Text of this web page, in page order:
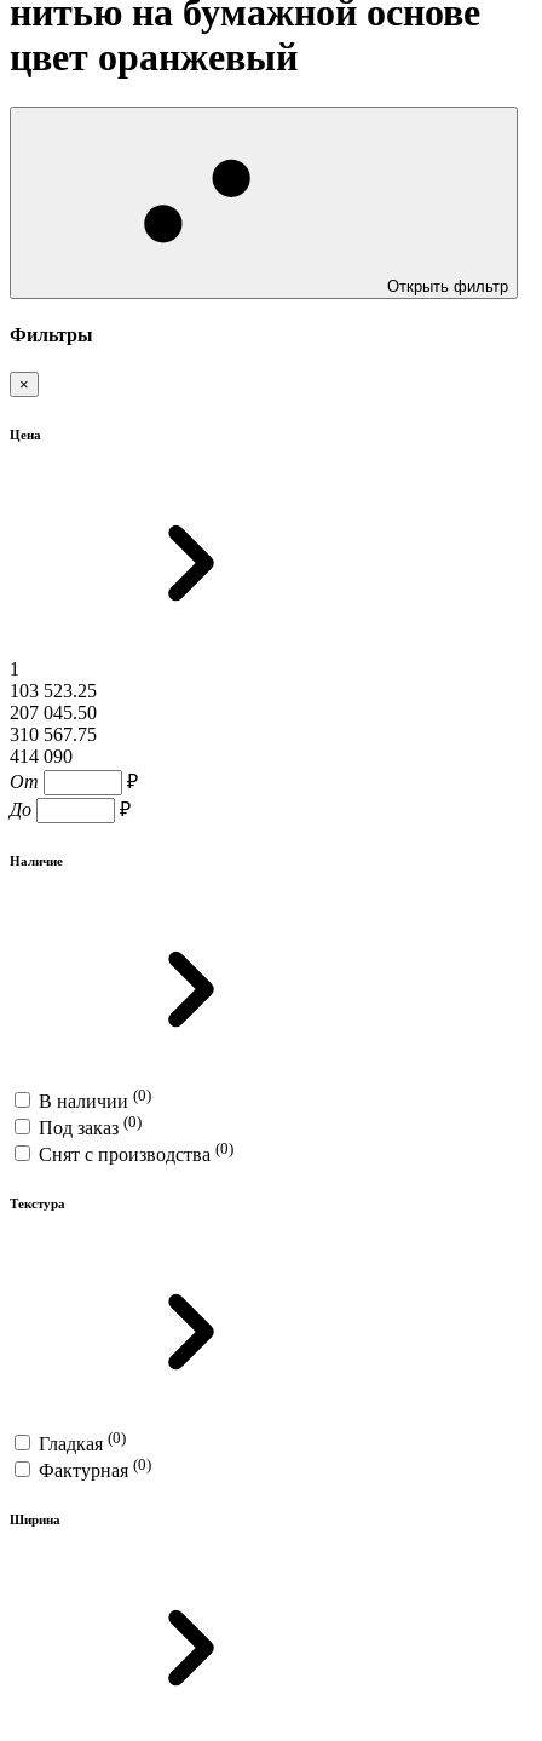
нитью на бумажной основе
цвет оранжевый
Открыть фильтр
Фильтры
×
Цена
1
103 523.25
207 045.50
310 567.75
414 090
От
₽
До
₽
Наличие
В наличии (0)
Под заказ (0)
Снят с производства (0)
Текстура
Гладкая (0)
Фактурная (0)
Ширина